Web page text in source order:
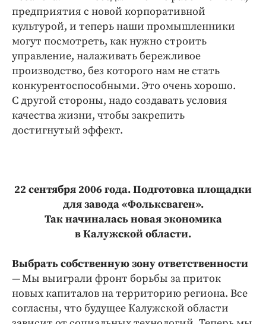
предприятия с новой корпоративной
культурой, и теперь наши промышленники
могут посмотреть, как нужно строить
управление, налаживать бережливое
производство, без которого нам не стать
конкурентоспособными. Это очень хорошо.
С другой стороны, надо создавать условия
качества жизни, чтобы закрепить
достигнутый эффект.
22 сентября 2006 года. Подготовка площадки
для завода «Фольксваген».
Так начиналась новая экономика
в Калужской области.
Выбрать собственную зону ответственности
— Мы выиграли фронт борьбы за приток
новых капиталов на территорию региона. Все
согласны, что будущее Калужской области